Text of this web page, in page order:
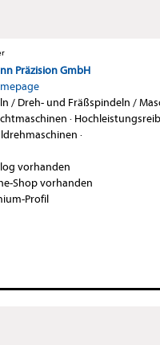
Präzision GmbH
/ Dreh- und Fräßspindeln /
·
·
vorhanden
Shop vorhanden
Profil